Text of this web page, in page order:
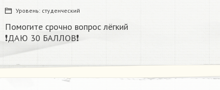
Уровень: студенческий
Помогите срочно вопрос лёгкий
❗ДАЮ 30 БАЛЛОВ❗​